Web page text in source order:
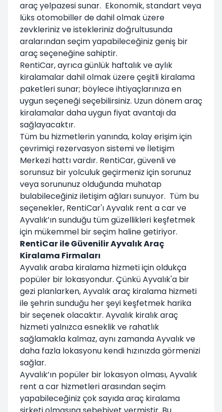
araç yelpazesi sunar. Ekonomik, standart veya
lüks otomobiller de dahil olmak üzere
zevkleriniz ve istekleriniz doğrultusunda
aralarından seçim yapabileceğiniz geniş bir
araç seçeneğine sahiptir.
RentiCar, ayrıca günlük haftalık ve aylık
kiralamalar dahil olmak üzere çeşitli kiralama
paketleri sunar; böylece ihtiyaçlarınıza en
uygun seçeneği seçebilirsiniz. Uzun dönem araç
kiralamalar daha uygun fiyat avantajı da
sağlayacaktır.
Tüm bu hizmetlerin yanında, kolay erişim için
çevrimiçi rezervasyon sistemi ve İletişim
Merkezi hattı vardır. RentiCar, güvenli ve
sorunsuz bir yolculuk geçirmeniz için sorunuz
veya sorununuz olduğunda muhatap
bulabileceğiniz iletişim ağları sunuyor. Tüm bu
seçenekler, RentiCar'ı Ayvalık rent a car ve
Ayvalık’ın sunduğu tüm güzellikleri keşfetmek
için mükemmel bir seçim haline getiriyor.
RentiCar ile Güvenilir Ayvalık Araç
Kiralama Firmaları
Ayvalık araba kiralama hizmeti için oldukça
popüler bir lokasyondur. Çünkü Ayvalık'a bir
gezi planlarken, Ayvalık araç kiralama hizmeti
ile şehrin sunduğu her şeyi keşfetmek harika
bir seçenek olacaktır. Ayvalık kiralık araç
hizmeti yalnızca esneklik ve rahatlık
sağlamakla kalmaz, aynı zamanda Ayvalık ve
daha fazla lokasyonu kendi hızınızda görmenizi
sağlar.
Ayvalık’ın popüler bir lokasyon olması, Ayvalık
rent a car hizmetleri arasından seçim
yapabileceğiniz çok sayıda araç kiralama